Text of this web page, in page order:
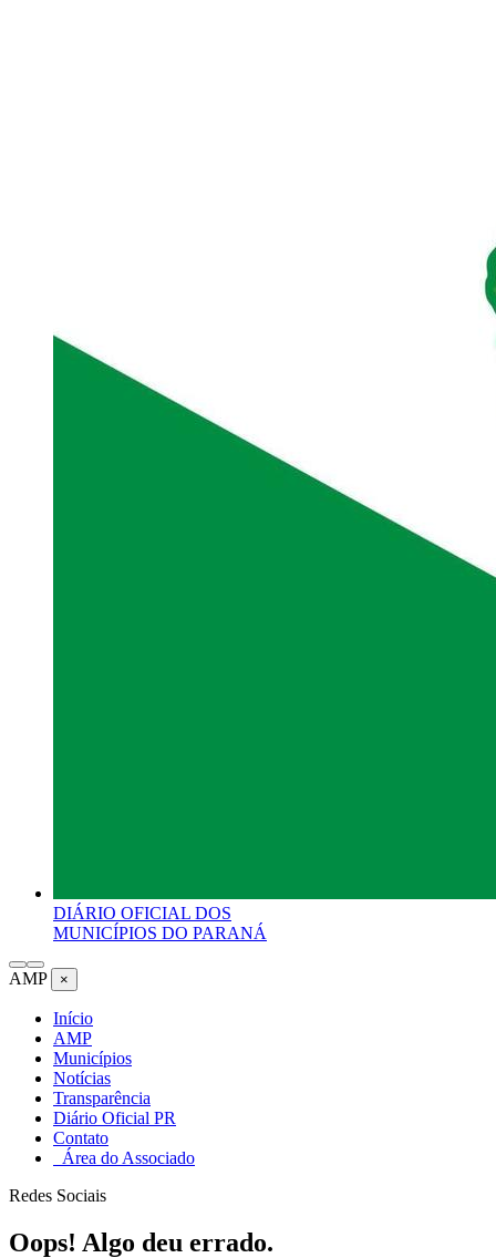
DIÁRIO OFICIAL DOS
MUNICÍPIOS DO PARANÁ
AMP ×
Início
AMP
Municípios
Notícias
Transparência
Diário Oficial PR
Contato
Área do Associado
Redes Sociais
Oops! Algo deu errado.